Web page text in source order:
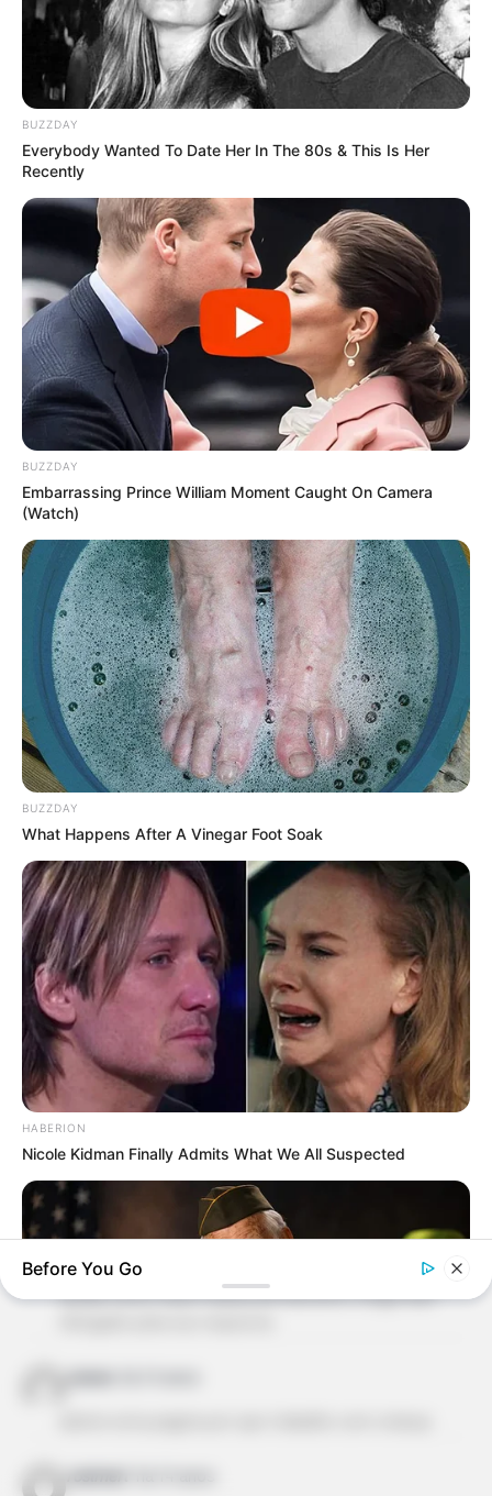
Facebook
Twitter
Pinterest
Share
11/08/2009
Deixe seu comentário
86 Comentários
Aprecio muito artesanato. Vou preparar a massa de
biscuit que acabei de anotar, espero que dê certo.
Gostaria de obter dicas e sugestão p/artesanato
com aneis de latinha de refrigerante, pois possuo
alguns kilos desse material.
Gostaria de fazer pingentes, como bijuterias.
Agradeço desde já a colaboração e gostei muito
desse site, voltarei a consultá-lo, com certeza.
Ana Rosa
Tuquita há 15 anos
Adorei a matéria sobre biscuit, fiquei algum tempo
afastada do artesanato e agora estou voltando e
precisava relembrar algumas coisas… Obrigada e
parabens…
JORGE SARDINHA há 14 anos
Ola tudo bem? quero saber se existe revista biscuit
pra me ensinar a fazer os palhaços PATATI PATATA e
Quero fazer iscas de silicone : peixes lulas camarões
flexível resista a água do mar? E como tingir ela?
Senão como fazer massa de silicone e tingir ela?
BUZZDAY
Everybody Wanted To Date Her In The 80s & This Is Her
Recently
BUZZDAY
Embarrassing Prince William Moment Caught On Camera
(Watch)
BUZZDAY
What Happens After A Vinegar Foot Soak
HABERION
Nicole Kidman Finally Admits What We All Suspected
Before You Go